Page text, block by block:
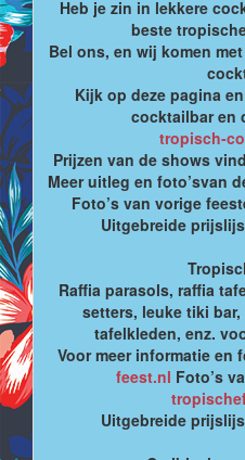
Heb je zin in lekkere
beste
Bel ons, en wij komen
Kijk op deze pagina
cocktailbar en
tropisch-
Prijzen van de shows
Meer uitleg en foto’svan
Foto’s van vorige
Uitgebreide
Raffia parasols, raffia
setters, leuke tiki
tafelkleden, enz.
Voor meer informatie en
feest.nl Foto’s
Uitgebreide